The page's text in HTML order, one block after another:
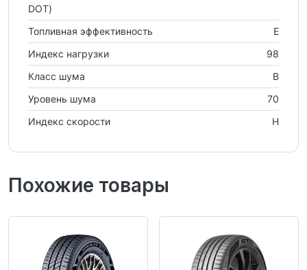
DOT)
Топливная эффективность
E
Индекс нагрузки
98
Класс шума
B
Уровень шума
70
Индекс скорости
H
Похожие товары